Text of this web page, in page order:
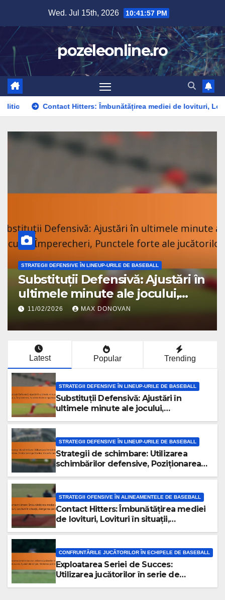
content
Wed. Jul 15th, 2026 10:41:58 PM
pozeleonline.ro
Hitters: Îmbunătățirea mediei de lovituri, Lovituri în
STRATEGII DEFENSIVE ÎN LINEUP-URILE DE BASEBALL
Substituții Defensivă: Ajustări în
ultimele minute ale jocului,
Împerecheri, Punctele forte ale
jucătorilor
11/02/2026 MAX DONOVAN
Latest Popular Trending
STRATEGII DEFENSIVE ÎN LINEUP-URILE DE BASEBALL
Substituții Defensivă: Ajustări în
ultimele minute ale jocului,
STRATEGII DEFENSIVE ÎN LINEUP-URILE DE BASEBALL
Strategii de schimbare: Utilizarea
schimbărilor defensive, Poziționarea
STRATEGII OFENSIVE ÎN ALINEAMENTELE DE BASEBALL
Contact Hitters: Îmbunătățirea mediei
de lovituri, Lovituri în situații,
CONFRUNTĂRILE JUCĂTORILOR ÎN ECHIPELE DE BASEBALL
Exploatarea Seriei de Succes:
Utilizarea jucătorilor în serie de